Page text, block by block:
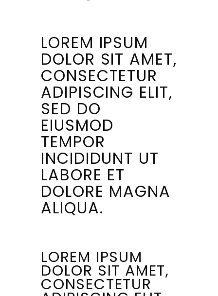
LOREM IPSUM
DOLOR SIT AMET,
CONSECTETUR
ADIPISCING ELIT,
SED DO
EIUSMOD
TEMPOR
INCIDIDUNT UT
LABORE ET
DOLORE MAGNA
ALIQUA.
LOREM IPSUM
DOLOR SIT AMET,
CONSECTETUR